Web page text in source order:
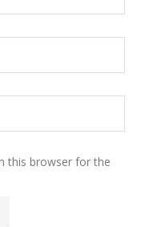
this browser for the